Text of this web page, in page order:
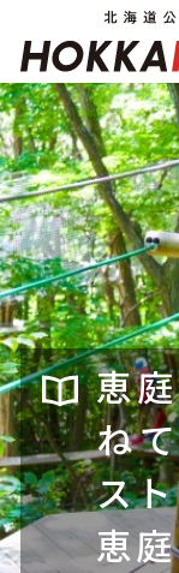
特集
温泉
モデルコース
グルメ
アクセス
キュンちゃ
恵
ね
ス
恵庭